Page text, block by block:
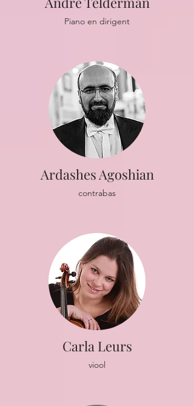
Piano en dirigent
Ardashes Agoshian
contrabas
Carla Leurs
viool